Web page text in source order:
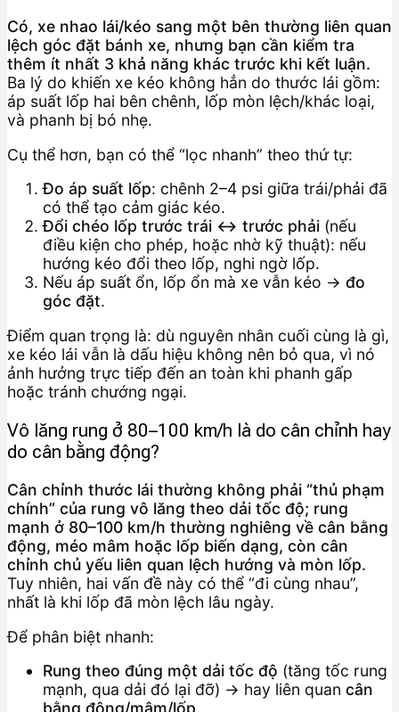
Có, xe nhao lái/kéo sang một bên thường liên quan
lệch góc đặt bánh xe, nhưng bạn cần kiểm tra
thêm ít nhất 3 khả năng khác trước khi kết luận.
Ba lý do khiến xe kéo không hẳn do thước lái gồm:
áp suất lốp hai bên chênh, lốp mòn lệch/khác loại,
và phanh bị bó nhẹ.
Cụ thể hơn, bạn có thể “lọc nhanh” theo thứ tự:
Đo áp suất lốp: chênh 2–4 psi giữa trái/phải đã
có thể tạo cảm giác kéo.
Đổi chéo lốp trước trái ↔ trước phải (nếu
điều kiện cho phép, hoặc nhờ kỹ thuật): nếu
hướng kéo đổi theo lốp, nghi ngờ lốp.
Nếu áp suất ổn, lốp ổn mà xe vẫn kéo → đo
góc đặt.
Điểm quan trọng là: dù nguyên nhân cuối cùng là gì,
xe kéo lái vẫn là dấu hiệu không nên bỏ qua, vì nó
ảnh hưởng trực tiếp đến an toàn khi phanh gấp
hoặc tránh chướng ngại.
Vô lăng rung ở 80–100 km/h là do cân chỉnh hay
do cân bằng động?
Cân chỉnh thước lái thường không phải “thủ phạm
chính” của rung vô lăng theo dải tốc độ; rung
mạnh ở 80–100 km/h thường nghiêng về cân bằng
động, méo mâm hoặc lốp biến dạng, còn cân
chỉnh chủ yếu liên quan lệch hướng và mòn lốp.
Tuy nhiên, hai vấn đề này có thể “đi cùng nhau”,
nhất là khi lốp đã mòn lệch lâu ngày.
Để phân biệt nhanh:
Rung theo đúng một dải tốc độ (tăng tốc rung
mạnh, qua dải đó lại đỡ) → hay liên quan cân
bằng động/mâm/lốp